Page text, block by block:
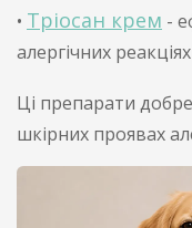
• Тріосан крем -
алергічних
Ці препарати
шкірних проявах